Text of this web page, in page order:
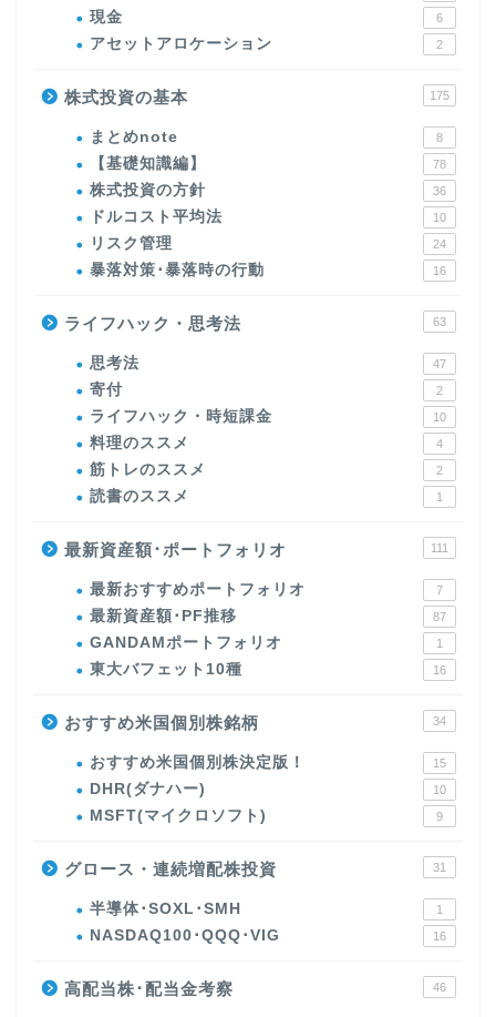
現金 6
アセットアロケーション 2
株式投資の基本 175
まとめnote 8
【基礎知識編】 78
株式投資の方針 36
ドルコスト平均法 10
リスク管理 24
暴落対策･暴落時の行動 16
ライフハック・思考法 63
思考法 47
寄付 2
ライフハック・時短課金 10
料理のススメ 4
筋トレのススメ 2
読書のススメ 1
最新資産額･ポートフォリオ 111
最新おすすめポートフォリオ 7
最新資産額･PF推移 87
GANDAMポートフォリオ 1
東大バフェット10種 16
おすすめ米国個別株銘柄 34
おすすめ米国個別株決定版！ 15
DHR(ダナハー) 10
MSFT(マイクロソフト) 9
グロース・連続増配株投資 31
半導体･SOXL･SMH 1
NASDAQ100･QQQ･VIG 16
高配当株･配当金考察 46